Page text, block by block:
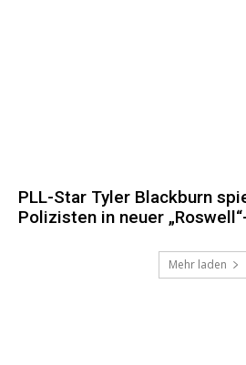
PLL-Star Tyler Blackburn
Polizisten in neuer
Mehr laden